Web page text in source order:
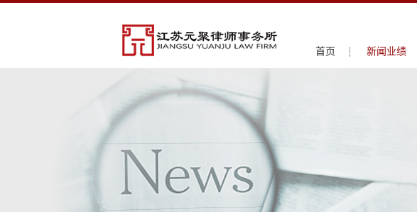
首页 新闻业绩